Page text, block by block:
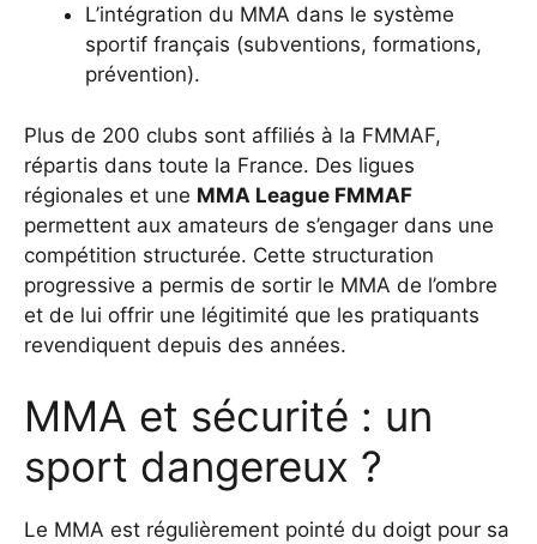
L’intégration du MMA dans le système
sportif français (subventions, formations,
prévention).
Plus de 200 clubs sont affiliés à la FMMAF,
répartis dans toute la France. Des ligues
régionales et une MMA League FMMAF
permettent aux amateurs de s’engager dans une
compétition structurée. Cette structuration
progressive a permis de sortir le MMA de l’ombre
et de lui offrir une légitimité que les pratiquants
revendiquent depuis des années.
MMA et sécurité : un
sport dangereux ?
Le MMA est régulièrement pointé du doigt pour sa